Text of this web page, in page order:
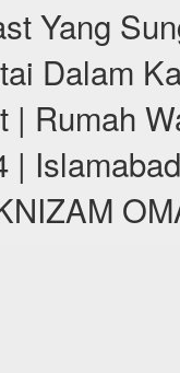
Yang
Dalam
| Rumah
|